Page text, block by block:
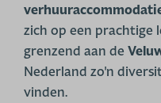
zich op een prachtige
grenzend aan de
Nederland zo'n
vinden.